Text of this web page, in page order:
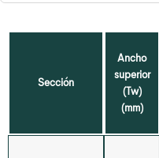
Sección
Ancho
superior
(Tw)
(mm)